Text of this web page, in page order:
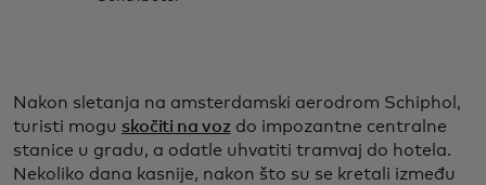
Nakon sletanja na amsterdamski aerodrom Schiphol,
turisti mogu skočiti na vozdo impozantne centralne
stanice u gradu, a odatle uhvatiti tramvaj do hotela.
Nekoliko dana kasnije, nakon što su se kretali između